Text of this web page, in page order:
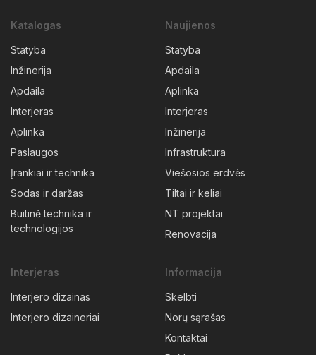
Katalogas
Statyba
Inžinerija
Apdaila
Interjeras
Aplinka
Paslaugos
Įrankiai ir technika
Sodas ir daržas
Buitinė technika ir
technologijos
Naujienos
Statyba
Apdaila
Aplinka
Interjeras
Inžinerija
Infrastruktura
Viešosios erdvės
Tiltai ir keliai
NT projektai
Renovacija
Interjeras
Interjero dizainas
Interjero dizaineriai
Informacija
Skelbti
Norų sąrašas
Kontaktai